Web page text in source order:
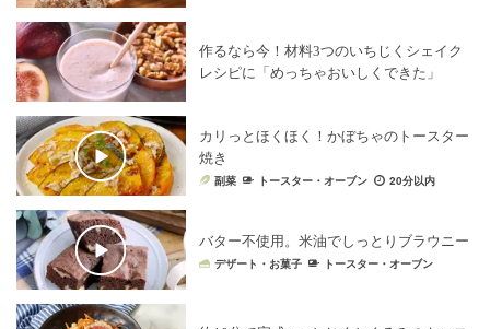
作るなら今！材料3つのいちじくシェイク
レシピに「めっちゃおいしくできた」
カリっとほくほく！かぼちゃのトースター
焼き
副菜 トースター・オーブン 20分以内
バター不使用。米油でしっとりブラウニー
デザート・お菓子 トースター・オーブン